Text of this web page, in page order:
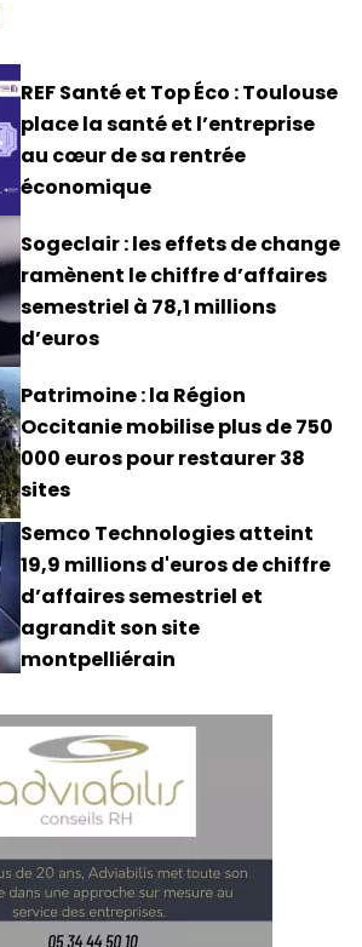
REF Santé et Top Éco : Toulouse
place la santé et l’entreprise
au cœur de sa rentrée
économique
Sogeclair : les effets de change
ramènent le chiffre d’affaires
semestriel à 78,1 millions
d’euros
Patrimoine : la Région
Occitanie mobilise plus de 750
000 euros pour restaurer 38
sites
Semco Technologies atteint
19,9 millions d'euros de chiffre
d’affaires semestriel et
agrandit son site
montpelliérain